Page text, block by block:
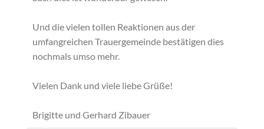
Und die vielen tollen Reaktionen aus der
umfangreichen Trauergemeinde bestätigen dies
nochmals umso mehr.
Vielen Dank und viele liebe Grüße!
Brigitte und Gerhard Zibauer